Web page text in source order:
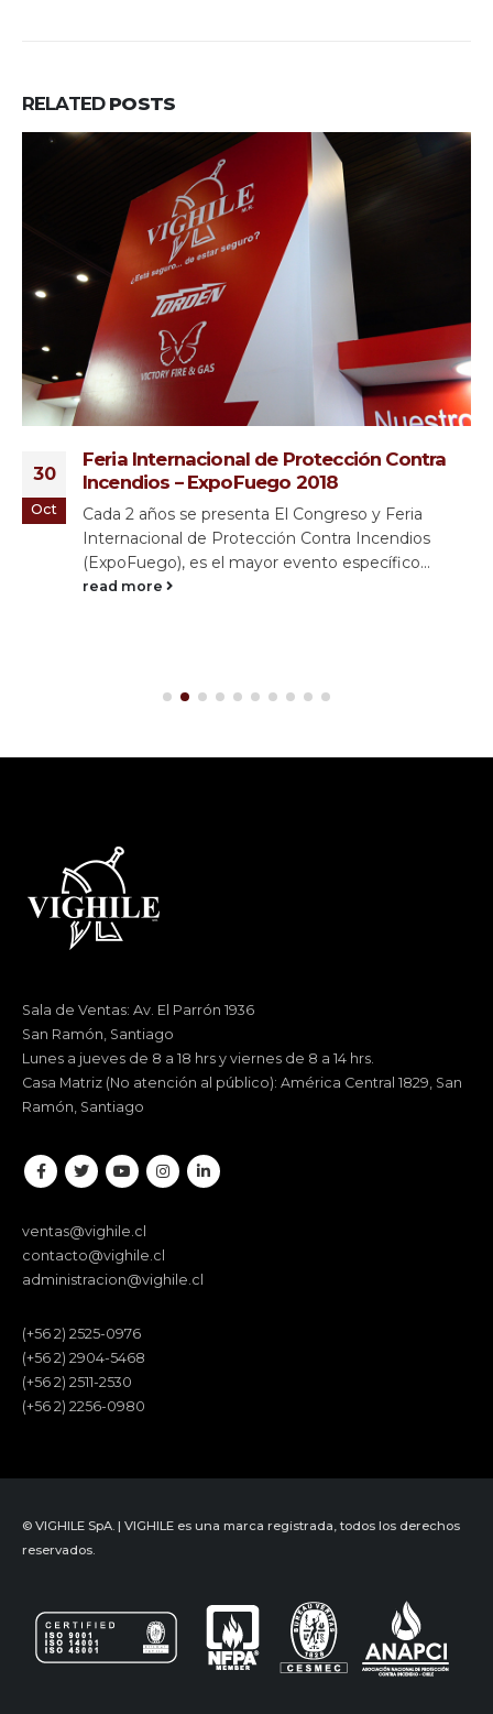
RELATED POSTS
23
Jun
Participación en el primer webinar de
Avanzado” organizado por HILTI
Nuestro equipo de profesionales asistió al primer
webinar de cortafuegos “Sistema Cortafuego
Avanzado” organizado por HILTI, proveedor de
herramientas, software...
read more
Sala de Ventas: Av. El Parrón 1936
San Ramón, Santiago
Lunes a jueves de 8 a 18 hrs y viernes de 8 a 14 hrs.
Casa Matriz (No atención al público): América Central 1829, San
Ramón, Santiago
ventas@vighile.cl
contacto@vighile.cl
administracion@vighile.cl
(+56 2) 2525-0976
(+56 2) 2904-5468
(+56 2) 2511-2530
(+56 2) 2256-0980
© VIGHILE SpA. | VIGHILE es una marca registrada, todos los derechos
reservados.